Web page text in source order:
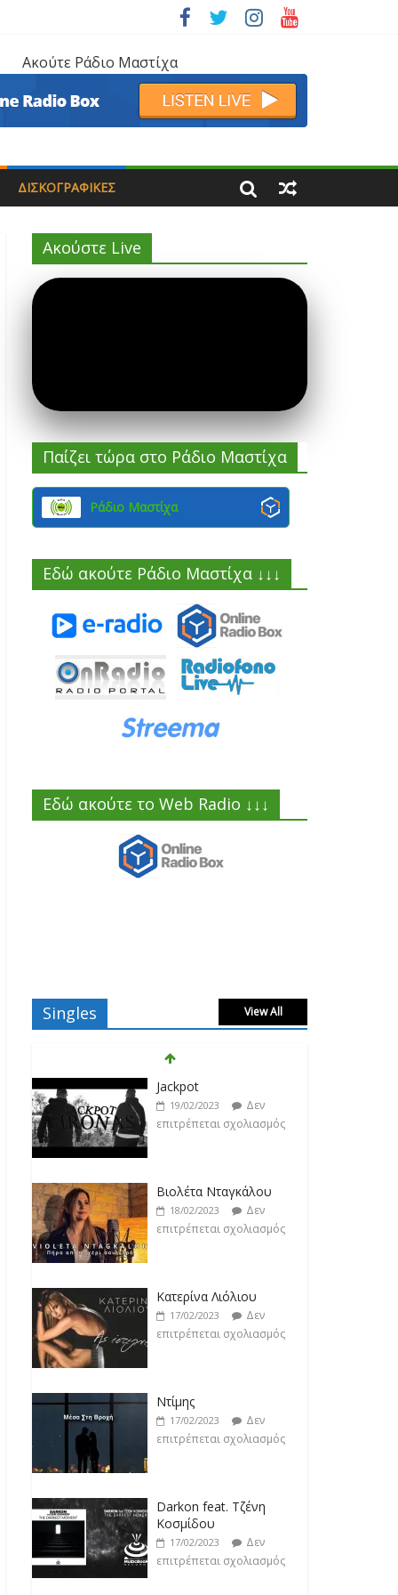
Ακούτε Ράδιο Μαστίχα
ΔΙΣΚΟΓΡΑΦΙΚΈΣ
Ακούστε Live
Παίζει τώρα στο Ράδιο Μαστίχα
Ράδιο Μαστίχα
Εδώ ακούτε Ράδιο Μαστίχα ↓↓↓
Εδώ ακούτε το Web Radio ↓↓↓
Singles View All
Jackpot
19/02/2023
Δεν
επιτρέπεται σχολιασμός
Βιολέτα Νταγκάλου
18/02/2023
Δεν
επιτρέπεται σχολιασμός
Κατερίνα Λιόλιου
17/02/2023
Δεν
επιτρέπεται σχολιασμός
Ντίμης
17/02/2023
Δεν
επιτρέπεται σχολιασμός
Darkon feat. Τζένη
Κοσμίδου
17/02/2023
Δεν
επιτρέπεται σχολιασμός